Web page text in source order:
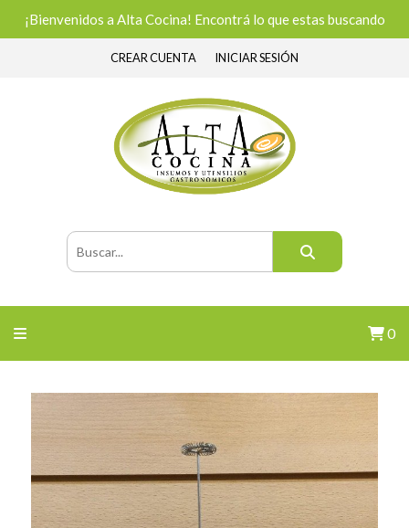
¡Bienvenidos a Alta Cocina! Encontrá lo que estas buscando
CREAR CUENTA INICIAR SESIÓN
0